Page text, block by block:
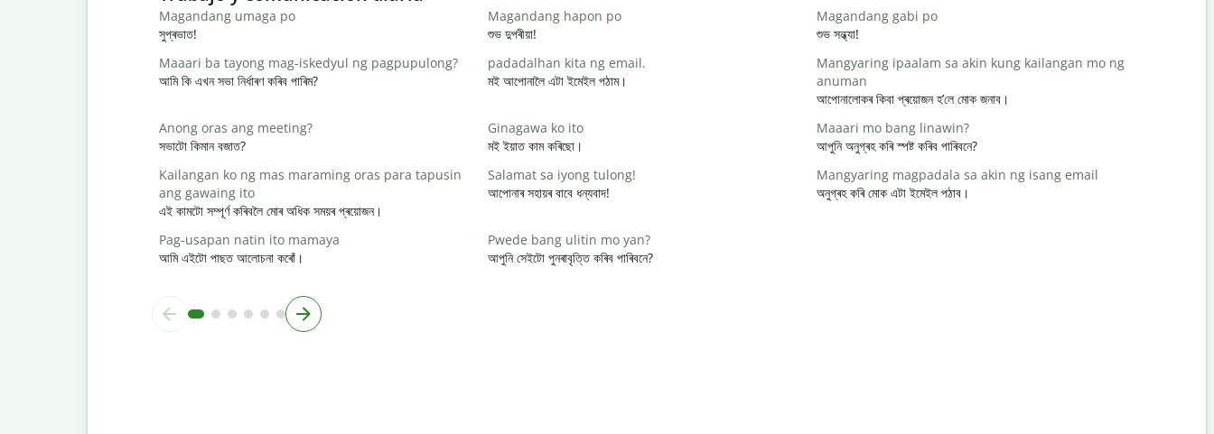
Magandang umaga po
সুপ্ৰভাত!
Magandang hapon po
শুভ দুপৰীয়া!
Magandang gabi po
শুভ সন্ধ্যা!
Maaari ba tayong mag-iskedyul ng pagpupulong?
আমি কি এখন সভা নিৰ্ধাৰণ কৰিব পাৰিম?
padadalhan kita ng email.
মই আপোনালৈ এটা ইমেইল পঠাম।
Mangyaring ipaalam sa akin kung kailangan mo ng
anuman
আপোনালোকৰ কিবা প্ৰয়োজন হ’লে মোক জনাব।
Anong oras ang meeting?
সভাটো কিমান বজাত?
Ginagawa ko ito
মই ইয়াত কাম কৰিছো।
Maaari mo bang linawin?
আপুনি অনুগ্ৰহ কৰি স্পষ্ট কৰিব পাৰিবনে?
Kailangan ko ng mas maraming oras para tapusin
ang gawaing ito
এই কামটো সম্পূৰ্ণ কৰিবলৈ মোৰ অধিক সময়ৰ প্ৰয়োজন।
Salamat sa iyong tulong!
আপোনাৰ সহায়ৰ বাবে ধন্যবাদ!
Mangyaring magpadala sa akin ng isang email
অনুগ্ৰহ কৰি মোক এটা ইমেইল পঠাব।
Pag-usapan natin ito mamaya
আমি এইটো পাছত আলোচনা কৰোঁ।
Pwede bang ulitin mo yan?
আপুনি সেইটো পুনৰাবৃত্তি কৰিব পাৰিবনে?